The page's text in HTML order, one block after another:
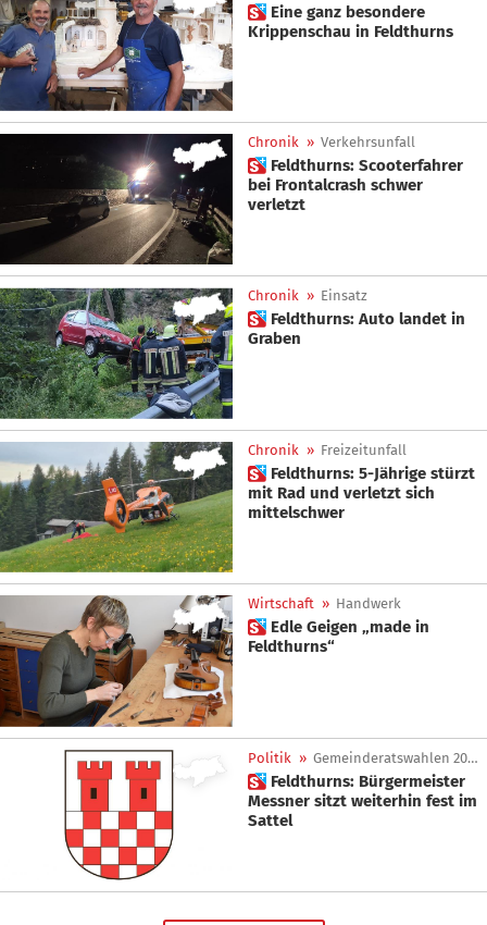
 Eine ganz besondere
Krippenschau in Feldthurns
Chronik » Verkehrsunfall
 Feldthurns: Scooterfahrer
bei Frontalcrash schwer
verletzt
Chronik » Einsatz
 Feldthurns: Auto landet in
Graben
Chronik » Freizeitunfall
 Feldthurns: 5-Jährige stürzt
mit Rad und verletzt sich
mittelschwer
Wirtschaft » Handwerk
 Edle Geigen „made in
Feldthurns“
Politik » Gemeinderatswahlen 2020
 Feldthurns: Bürgermeister
Messner sitzt weiterhin fest im
Sattel